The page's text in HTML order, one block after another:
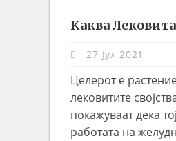
Каква
27 Јул 2021
Целерот е
лековитите
покажуваат дека
работата на